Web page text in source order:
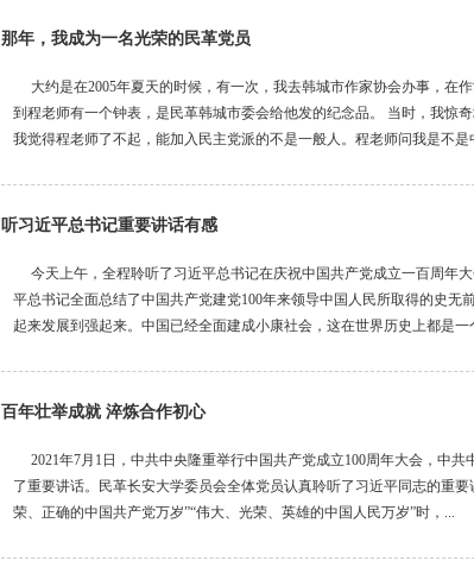
那年，我成为一名光荣的民革党员
大约是在2005年夏天的时候，有一次，我去韩城市作家协会办事，在
到程老师有一个钟表，是民革韩城市委会给他发的纪念品。 当时，我惊
我觉得程老师了不起，能加入民主党派的不是一般人。程老师问我是不是
听习近平总书记重要讲话有感
今天上午，全程聆听了习近平总书记在庆祝中国共产党成立一百周年
平总书记全面总结了中国共产党建党100年来领导中国人民所取得的史无
起来发展到强起来。中国已经全面建成小康社会，这在世界历史上都是一
百年壮举成就 淬炼合作初心
2021年7月1日，中共中央隆重举行中国共产党成立100周年大会，中
了重要讲话。民革长安大学委员会全体党员认真聆听了习近平同志的重
荣、正确的中国共产党万岁”“伟大、光荣、英雄的中国人民万岁”时，...